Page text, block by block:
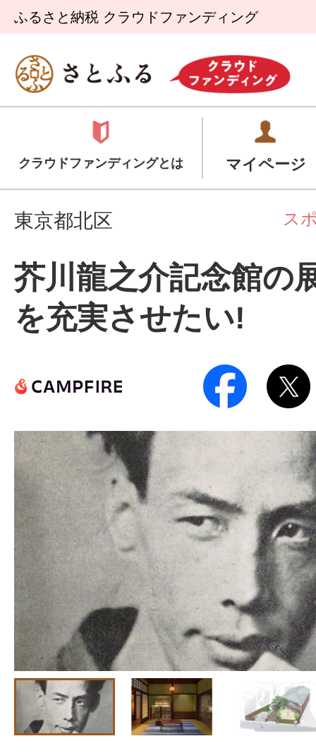
ふるさと納税 クラウドファンディング
クラウドファンディングとは マイページ
東京都北区 ス
芥川龍之介記念館の
を充実させたい!